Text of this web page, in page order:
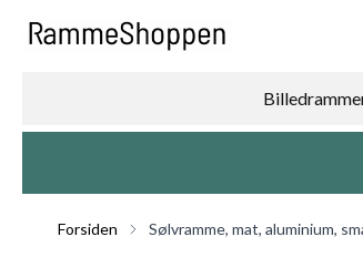
Forsiden Sølvramme, mat, aluminium,